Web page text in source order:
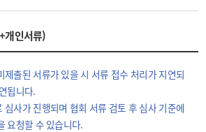
개인서류)
제출된 서류가 있을 시 서류 접수 처리가 지연되
됩니다.
심사가 진행되며 협회 서류 검토 후 심사 기준에
요청할 수 있습니다.